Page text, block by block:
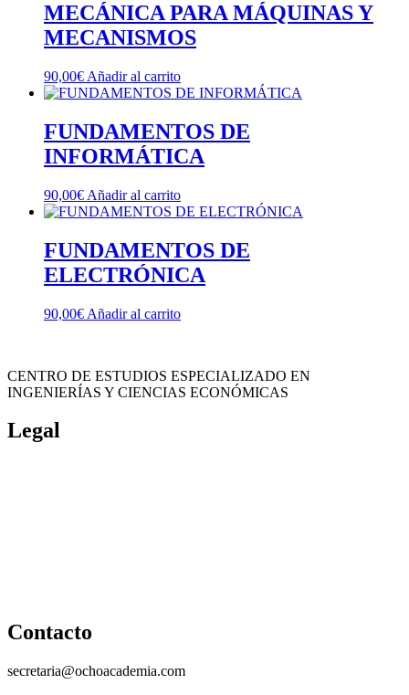
MECÁNICA PARA MÁQUINAS Y
MECANISMOS
90,00€ Añadir al carrito
FUNDAMENTOS DE
INFORMÁTICA
90,00€ Añadir al carrito
FUNDAMENTOS DE
ELECTRÓNICA
90,00€ Añadir al carrito
CENTRO DE ESTUDIOS ESPECIALIZADO EN
INGENIERÍAS Y CIENCIAS ECONÓMICAS
Legal
Contacto
secretaria@ochoacademia.com